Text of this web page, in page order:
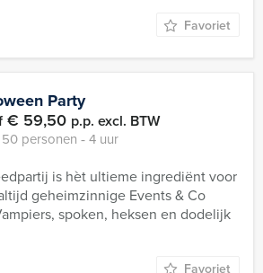
Favoriet
Party
€ 59,50 p.p. excl. BTW
personen ‐ 4 uur
is hèt ultieme ingrediënt voor
geheimzinnige Events & Co
spoken, heksen en dodelijk
Favoriet